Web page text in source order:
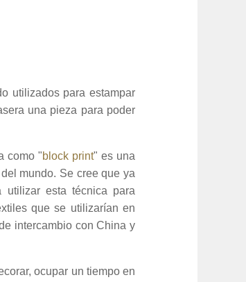
utilizados para estampar
una pieza para poder
como "block print" es una
mundo. Se cree que ya
esta técnica para
que se utilizarían en
intercambio con China y
ocupar un tiempo en